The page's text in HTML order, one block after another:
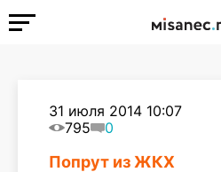
31 июля 2014 10:07
795
0
Попрут из ЖКХ